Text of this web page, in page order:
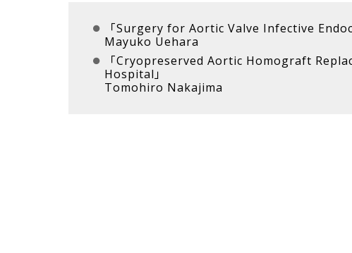
「Surgery for Aortic Valve Infective
Mayuko Uehara
「Cryopreserved Aortic Homograft
Hospital」
Tomohiro Nakajima